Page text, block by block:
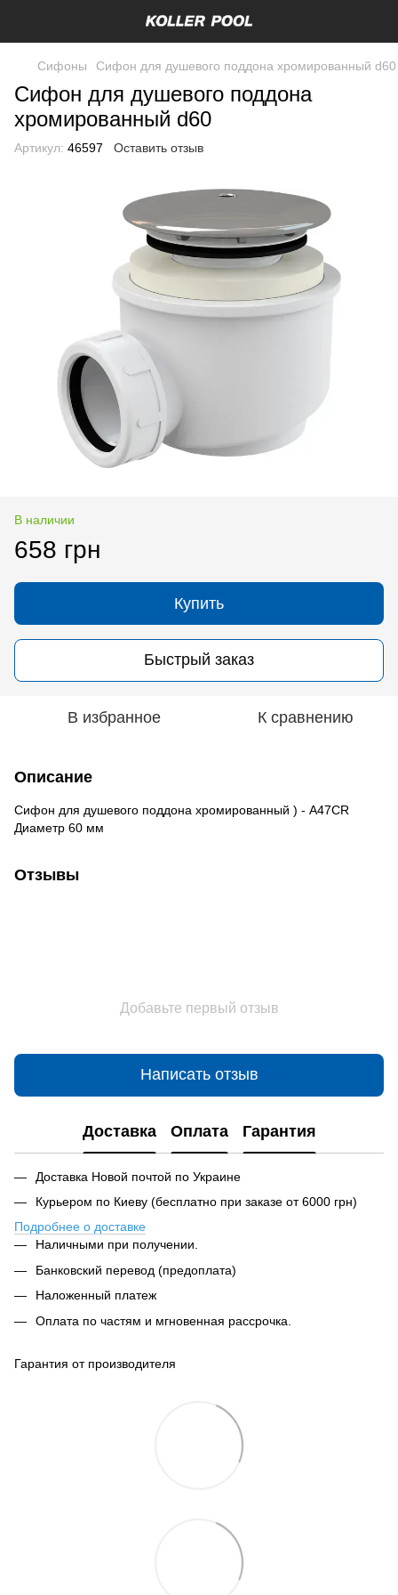
Сифоны Сифон для душевого поддона хромированный d60
Сифон для душевого поддона
хромированный d60
Артикул: 46597 Оставить отзыв
В наличии
658 грн
Купить
Быстрый заказ
В избранное К сравнению
Описание
Сифон для душевого поддона хромированный ) - A47CR
Диаметр 60 мм
Отзывы
Добавьте первый отзыв
Написать отзыв
Доставка Оплата Гарантия
Доставка Новой почтой по Украине
Курьером по Киеву (бесплатно при заказе от 6000 грн)
Подробнее о доставке
Наличными при получении.
Банковский перевод (предоплата)
Наложенный платеж
Оплата по частям и мгновенная рассрочка.
Гарантия от производителя